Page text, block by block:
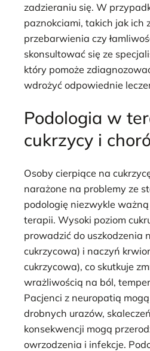
zadzieraniu się. W
paznokciami, takich jak ich
przebarwienia czy
skonsultować się ze
który pomoże
wdrożyć odpowiednie
Podologia w
cukrzycy i
Osoby cierpiące na
narażone na problemy ze
podologię niezwykle
terapii. Wysoki poziom
prowadzić do uszkodzenia
cukrzycowa) i naczyń
cukrzycowa), co skutkuje
wrażliwością na ból,
Pacjenci z neuropatią
drobnych urazów,
konsekwencji mogą
owrzodzenia i infekcje.